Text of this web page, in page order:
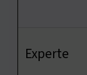
Experte